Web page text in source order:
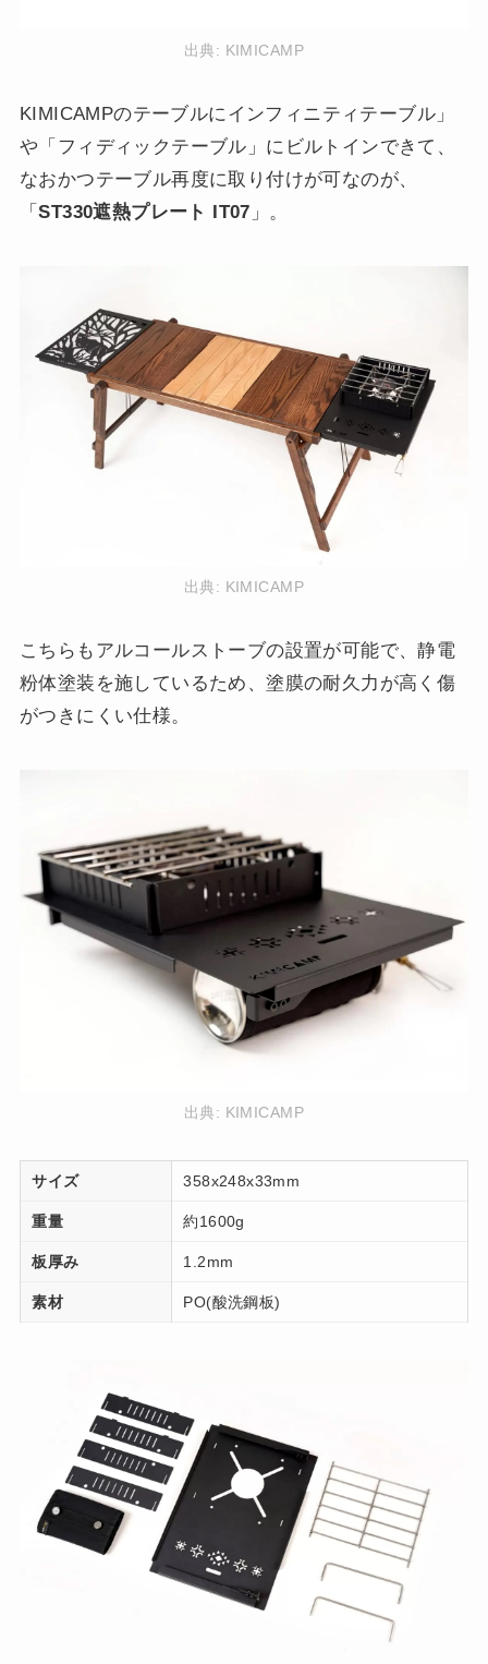
出典: KIMICAMP
KIMICAMPのテーブルにインフィニティテーブル」
や「フィディックテーブル」にビルトインできて、
なおかつテーブル再度に取り付けが可なのが、
「ST330遮熱プレート IT07 」。
出典: KIMICAMP
こちらもアルコールストーブの設置が可能で、静電
粉体塗装を施しているため、塗膜の耐久力が高く傷
がつきにくい仕様。
出典: KIMICAMP
サイズ 358x248x33mm
重量 約1600g
板厚み 1.2mm
素材 PO(酸洗鋼板)